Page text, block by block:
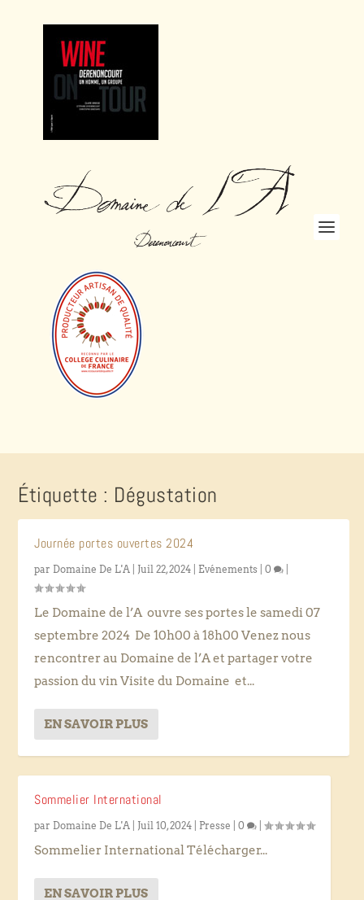
Étiquette : Dégustation
Journée portes ouvertes 2024
par Domaine De L'A Juil 22, 2024 Evénements |0
Le Domaine de l’A ouvre ses portes le samedi 07
septembre 2024 De 10h00 à 18h00 Venez nous
rencontrer au Domaine de l’A et partager votre
passion du vin Visite du Domaine et...
EN SAVOIR PLUS
Sommelier International
par Domaine De L'A Juil 10, 2024 Presse |0 |
Sommelier International Télécharger...
EN SAVOIR PLUS